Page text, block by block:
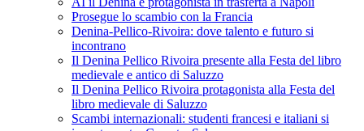
Prosegue lo scambio con la Francia
Denina-Pellico-Rivoira: dove talento e futuro si
incontrano
Il Denina Pellico Rivoira presente alla Festa del libro
medievale e antico di Saluzzo
Il Denina Pellico Rivoira protagonista alla Festa del
libro medievale di Saluzzo
Scambi internazionali: studenti francesi e italiani si